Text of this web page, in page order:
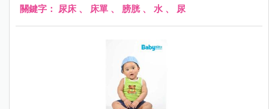
關鍵字： 尿床 、 床單 、 膀胱、 水 、 尿